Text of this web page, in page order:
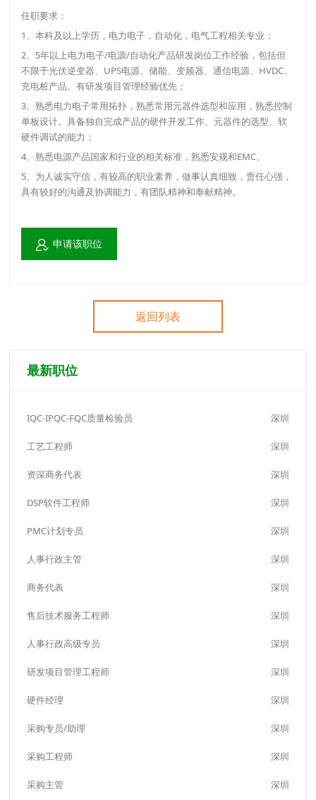
任职要求：
1、本科及以上学历，电力电子，自动化，电气工程相关专业；
2、5年以上电力电子/电源/自动化产品研发岗位工作经验，包括但
不限于光伏逆变器、UPS电源、储能、变频器、通信电源、HVDC、
充电桩产品。有研发项目管理经验优先；
3、熟悉电力电子常用拓扑，熟悉常用元器件选型和应用，熟悉控制
单板设计。具备独自完成产品的硬件开发工作、元器件的选型、软
硬件调试的能力；
4、熟悉电源产品国家和行业的相关标准，熟悉安规和EMC。
5、为人诚实守信，有较高的职业素养，做事认真细致，责任心强，
具有较好的沟通及协调能力，有团队精神和奉献精神。
申请该职位
返回列表
最新职位
IQC-IPQC-FQC质量检验员 深圳
工艺工程师 深圳
资深商务代表 深圳
DSP软件工程师 深圳
PMC计划专员 深圳
人事行政主管 深圳
商务代表 深圳
售后技术服务工程师 深圳
人事行政高级专员 深圳
研发项目管理工程师 深圳
硬件经理 深圳
采购专员/助理 深圳
采购工程师 深圳
采购主管 深圳